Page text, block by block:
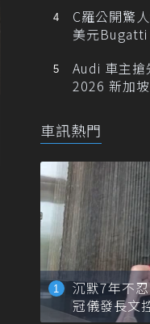
C羅公開驚
美元
Audi 車主搶
2026 新加
車訊熱門
沉默7年不
冠儀發長文